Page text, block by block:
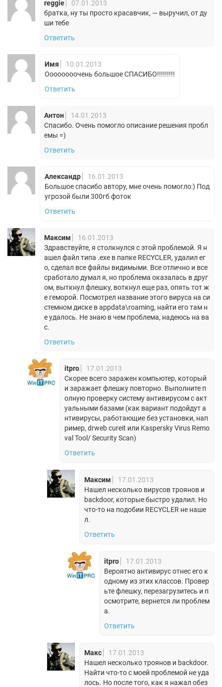
reggie
07.01.2013
братка, ну ты просто красавчик, — выручил, от ду
ши тебе
Ответить
Имя
10.01.2013
Оооооооочень большое СПАСИБО!!!!!!!!!
Ответить
Антон
14.01.2013
Спасибо. Очень помогло описание решения пробл
емы =)
Ответить
Александр
16.01.2013
Большое спасибо автору, мне очень помогло:) Под
угрозой были 300гб фоток
Ответить
Максим
16.01.2013
Здравствуйте, я столкнулся с этой проблемой. Я н
ашел файл типа .exe в папке RECYCLER, удалил ег
о, сделал все файлы видимыми. Все отлично и все
сработало думал я, но проблема оказалась в друг
ом, выткнул флешку, воткнул еще раз, опять тот ж
е геморой. Посмотрел название этого вируса на си
стемном диске в appdata\roaming, найти его там н
е удалось. Не знаю в чем проблема, надеюсь на ва
с.
Ответить
itpro
17.01.2013
Скорее всего заражен компьютер, который
и заражает флешку повторно. Выполните п
олную проверку систему антивирусом с акт
уальными базами (как вариант подойдут а
нтивирусы, работающие без установки, нап
ример, drweb cureit или Kaspersky Virus Remo
val Tool/ Security Scan)
Ответить
Максим
17.01.2013
Нашел несколько вирусов троянов и
backdoor, которые быстро удалил. Но
что-то на подобии RECYCLER не наше
л.
Ответить
itpro
17.01.2013
Вероятно антивирус отнес его к
одному из этих классов. Провер
ьте флешку, перезагрузитесь и п
осмотрите, вернется ли проблем
а.
Ответить
Макс
17.01.2013
Нашел несколько троянов и backdoor.
Найти что-то с моей проблемой не уда
лось. Но после того, как я нажал обез